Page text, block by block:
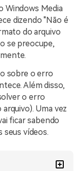
Windows Media
dizendo "Não é
do arquivo
se preocupe,
sobre o erro
Além disso,
o erro
Uma vez
ficar sabendo
seus vídeos.